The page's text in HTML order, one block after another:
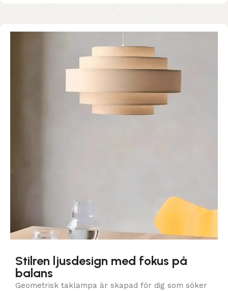
Stilren ljusdesign med fokus på
balans
Geometrisk taklampa är skapad för dig som söker